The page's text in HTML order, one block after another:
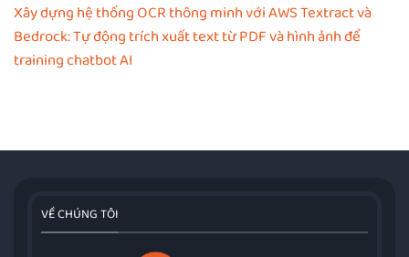
Xây dựng hệ thống OCR thông minh với AWS Textract và
Bedrock: Tự động trích xuất text từ PDF và hình ảnh để
training chatbot AI
VỀ CHÚNG TÔI